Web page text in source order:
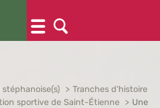
stéphanoise(s)
Tranches d'histoire
sportive de Saint-Étienne
Une